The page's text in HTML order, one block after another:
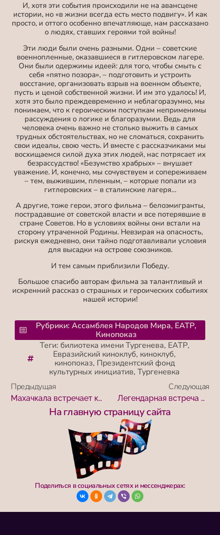
И, хотя эти события происходили не на авансцене
истории, но «в жизни всегда есть место подвигу». И как
просто, и оттого особенно впечатляюще, нам рассказано
о людях, ставших героями той войны!
Эти люди были очень разными. Одни – советские
военнопленные, оказавшиеся в гитлеровском лагере.
Они были одержимы идеей: для того, чтобы смыть с
себя «пятно позора», – подготовить и устроить
восстание, организовать взрыв на военном объекте,
пусть и ценой собственной жизни. И им это удалось! И,
хотя это было преждевременно и неблагоразумно, мы
понимаем, что к героическим поступкам неприменимы
рассуждения о логике и благоразумии. Ведь для
человека очень важно не столько выжить в самых
трудных обстоятельствах, но не сломаться, сохранить
свои идеалы, свою честь. И вместе с рассказчиками мы
восхищаемся силой духа этих людей, нас потрясает их
безрассудство! «Безумство храбрых» – внушает
уважение. И, конечно, мы сочувствуем и сопереживаем
– тем, выжившим, пленным, – которые попали из
гитлеровских – в сталинские лагеря…
А другие, тоже герои, этого фильма – белоэмигранты,
пострадавшие от советской власти и все потерявшие в
стране Советов. Но в условиях войны они встали на
сторону утраченной Родины. Невзирая на опасность,
рискуя ежедневно, они тайно подготавливали условия
для высадки на острове союзников.
И тем самым приблизили Победу.
Большое спасибо авторам фильма за талантливый и
искренний рассказ о страшных и героических событиях
нашей истории!
Рубрики: Ассамблея Народов Мира, ЕАТР,
Кинопоказ
Теги: билиотека имени Тургенева, ЕАТР,
Евразийский киноклуб, киноклуб,
кинопоказ, Президентский фонд
культурных инициатив,Тургеневка
Предыдущая
Махачкала встречает киномарафон «Победили вместе»
Следующая
Легендарная встреча в «Орленке»
На главную страницу сайта
Поделиться в социальных сетях и мессенджерах: